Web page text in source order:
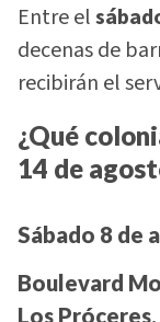
Entre el
decenas de
recibirán el
¿Qué
14 de
Sábado 8 de
Boulevard
Los